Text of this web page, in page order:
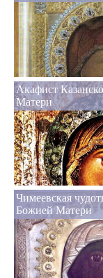
Акафист
Матери
Чимеевская
Божией Матери